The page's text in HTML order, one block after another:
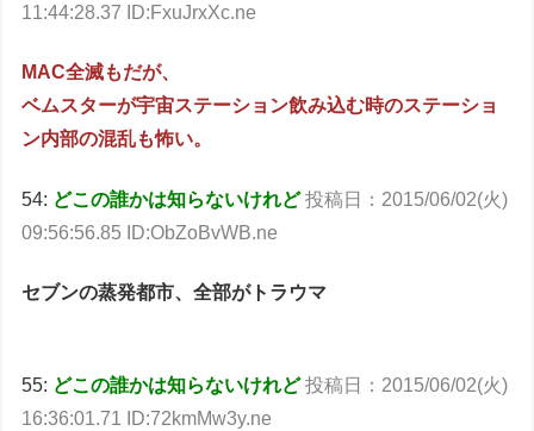
11:44:28.37 ID:FxuJrxXc.ne
MAC全滅もだが、
ベムスターが宇宙ステーション飲み込む時のステーショ
ン内部の混乱も怖い。
54: どこの誰かは知らないけれど 投稿日：2015/06/02(火)
09:56:56.85 ID:ObZoBvWB.ne
セブンの蒸発都市、全部がトラウマ
55: どこの誰かは知らないけれど 投稿日：2015/06/02(火)
16:36:01.71 ID:72kmMw3y.ne